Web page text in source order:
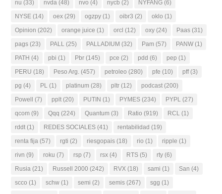
nu (33) nvda (48) nvo (4) nycb (2) NYFANG (6)
NYSE (14) oex (29) ogzpy (1) oibr3 (2) oklo (1)
Opinion (202) orange juice (1) orcl (12) oxy (24) Paas (31)
pags (23) PALL (25) PALLADIUM (32) Pam (57) PANW (1)
PATH (4) pbi (1) Pbr (145) pce (2) pdd (6) pep (1)
PERU (18) Peso Arg. (457) petroleo (280) pfe (10) pff(3)
pg (4) PL (1) platinum (28) pltr (12) podcast (200)
Powell
(7) pplt (20) PUTIN (1) PYMES (234) PYPL (27)
qcom (9) Qqq (224) Quantum (3) Ratio (919) RCL (1)
rddt (1) REDES SOCIALES (41) rentabilidad (19)
renta fija (57) rgti (2) riesgopais (18) rio (1) ripple (1)
rivn (9) roku (7) rsp (7) rsx (4) RTS (5) rty (6)
Rusia (21) Russell 2000 (242) RVX (18) sami (1) San (4)
scco (1) schw (1) semi (2) semis (267) sgg (1)